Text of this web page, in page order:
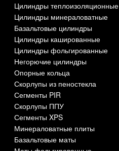
Цилиндры теплоизоляционные
Цилиндры минераловатные
Базальтовые цилиндры
Цилиндры кашированные
Цилиндры фольгированные
Негорючие цилиндры
Опорные кольца
Скорлупы из пеностекла
Сегменты PIR
Скорлупы ППУ
Сегменты XPS
Минераловатные плиты
Базальтовые маты